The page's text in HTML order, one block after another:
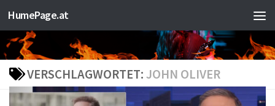
Zum Inhalt springen
HumePage.at
VERSCHLAGWORTET:JOHN OLIVER